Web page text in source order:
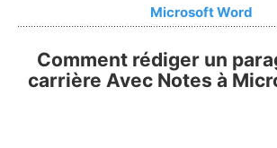
Microsoft Word
Comment rédiger un
carrière Avec Notes à